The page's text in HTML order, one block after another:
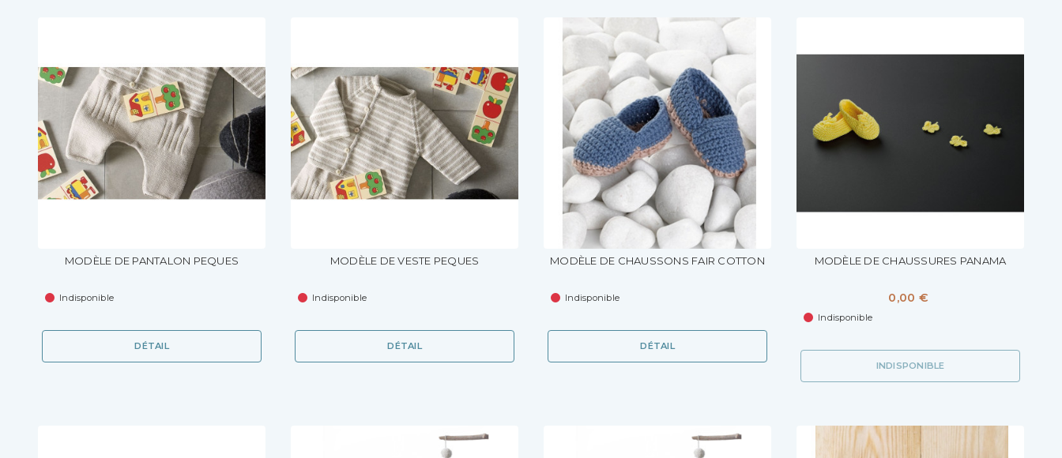
MODÈLE DE PANTALON PEQUES
Indisponible
DÉTAIL
MODÈLE DE VESTE PEQUES
Indisponible
DÉTAIL
MODÈLE DE CHAUSSONS FAIR COTTON
Indisponible
DÉTAIL
MODÈLE DE CHAUSSURES PANAMA
0,00 €
Indisponible
INDISPONIBLE